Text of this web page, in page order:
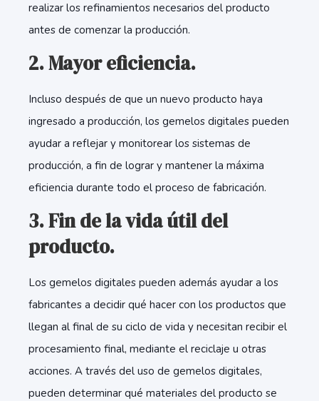
realizar los refinamientos necesarios del producto
antes de comenzar la producción.
2. Mayor eficiencia.
Incluso después de que un nuevo producto haya
ingresado a producción, los gemelos digitales pueden
ayudar a reflejar y monitorear los sistemas de
producción, a fin de lograr y mantener la máxima
eficiencia durante todo el proceso de fabricación.
3. Fin de la vida útil del
producto.
Los gemelos digitales pueden además ayudar a los
fabricantes a decidir qué hacer con los productos que
llegan al final de su ciclo de vida y necesitan recibir el
procesamiento final, mediante el reciclaje u otras
acciones. A través del uso de gemelos digitales,
pueden determinar qué materiales del producto se